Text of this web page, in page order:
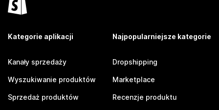
Kategorie aplikacji
Kanały sprzedaży
Wyszukiwanie produktów
Sprzedaż produktów
Najpopularniejsze kategorie
Dropshipping
Marketplace
Recenzje produktu